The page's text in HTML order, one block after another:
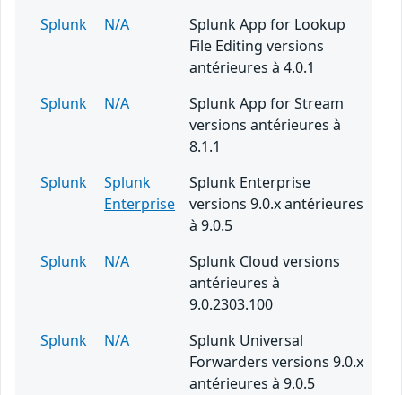
Splunk
N/A
Splunk App for Lookup
File Editing versions
antérieures à 4.0.1
Splunk
N/A
Splunk App for Stream
versions antérieures à
8.1.1
Splunk
Splunk
Enterprise
Splunk Enterprise
versions 9.0.x antérieures
à 9.0.5
Splunk
N/A
Splunk Cloud versions
antérieures à
9.0.2303.100
Splunk
N/A
Splunk Universal
Forwarders versions 9.0.x
antérieures à 9.0.5